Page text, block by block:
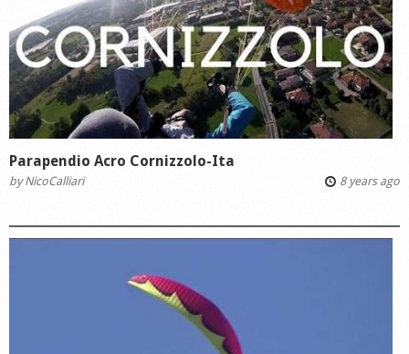
Parapendio Acro Cornizzolo-Ita
byNicoCalliari 8 years ago